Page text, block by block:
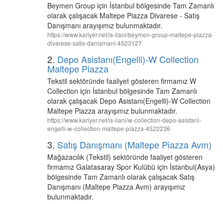
Beymen Group için İstanbul bölgesinde Tam Zamanlı
olarak çalışacak Maltepe Piazza Divarese - Satış
Danışmanı arayışımız bulunmaktadır.
https://www.kariyer.net/is-ilani/beymen-group-maltepe-piazza-
divarese-satis-danismani-4523127
2. Depo Asistanı(Engelli)-W Collection
Maltepe Piazza
Tekstil sektöründe faaliyet gösteren firmamız W
Collection için İstanbul bölgesinde Tam Zamanlı
olarak çalışacak Depo Asistanı(Engelli)-W Collection
Maltepe Piazza arayışımız bulunmaktadır.
https://www.kariyer.net/is-ilani/w-collection-depo-asistani-
engelli-w-collection-maltepe-piazza-4522236
3. Satış Danışmanı (Maltepe Piazza Avm)
Mağazacılık (Tekstil) sektöründe faaliyet gösteren
firmamız Galatasaray Spor Kulübü için İstanbul(Asya)
bölgesinde Tam Zamanlı olarak çalışacak Satış
Danışmanı (Maltepe Piazza Avm) arayışımız
bulunmaktadır.